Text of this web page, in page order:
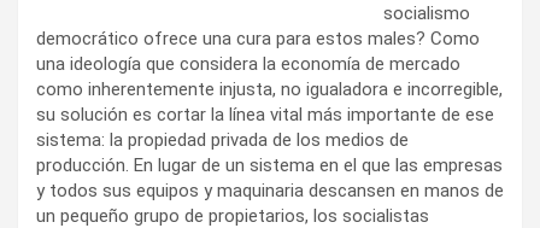
socialismo
democrático ofrece una cura para estos males? Como
una ideología que considera la economía de mercado
como inherentemente injusta, no igualadora e incorregible,
su solución es cortar la línea vital más importante de ese
sistema: la propiedad privada de los medios de
producción. En lugar de un sistema en el que las empresas
y todos sus equipos y maquinaria descansen en manos de
un pequeño grupo de propietarios, los socialistas